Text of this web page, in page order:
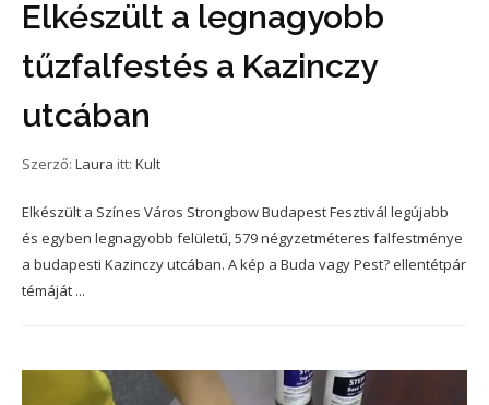
Elkészült a legnagyobb
tűzfalfestés a Kazinczy
utcában
Szerző: Laura itt: Kult
Elkészült a Színes Város Strongbow Budapest Fesztivál legújabb
és egyben legnagyobb felületű, 579 négyzetméteres falfestménye
a budapesti Kazinczy utcában. A kép a Buda vagy Pest? ellentétpár
témáját ...